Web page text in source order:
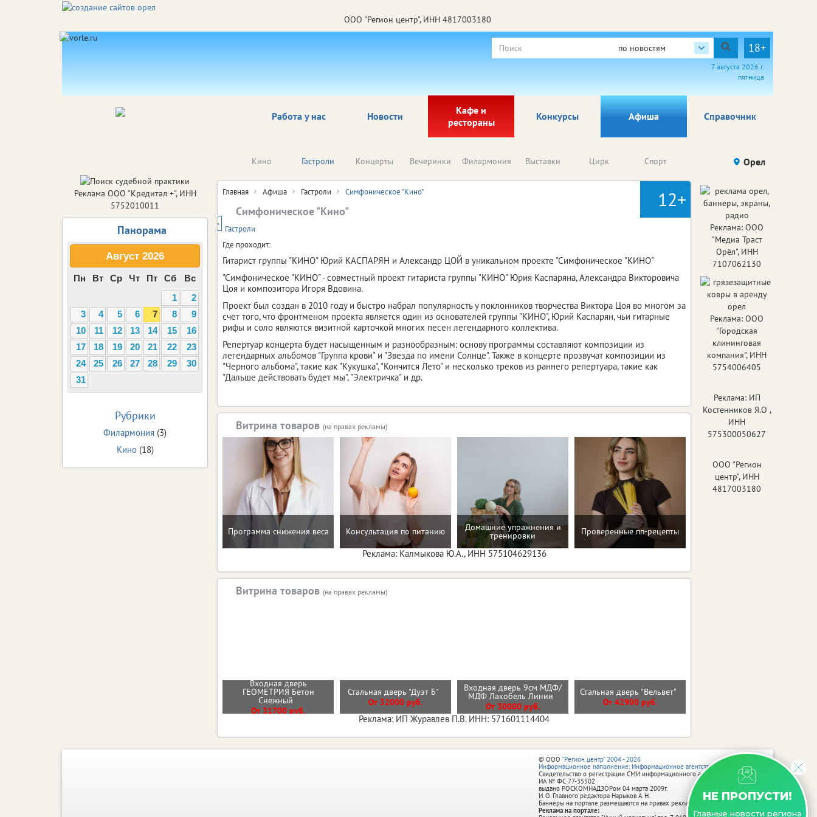
ООО "Регион центр", ИНН 4817003180
по новостям 18+
7 августа 2026 г.
пятница
Работа у нас Новости
Кафе и
рестораны
Афиша Справочник
Конкурсы
Кино Гастроли Концерты Вечеринки Филармония Выставки Цирк Спорт конкурсов
Орел
12+
Главная Афиша Гастроли Симфоническое "Кино"
Симфоническое "Кино"
12+
Гастроли
Где проходит:
Гитарист группы "КИНО" Юрий КАСПАРЯН и Александр ЦОЙ в уникальном проекте "Симфоническое "КИНО"
"Симфоническое "КИНО" - совместный проект гитариста группы "КИНО" Юрия Каспаряна, Александра Викторовича
Цоя и композитора Игоря Вдовина.
Проект был создан в 2010 году и быстро набрал популярность у поклонников творчества Виктора Цоя во многом за
счет того, что фронтменом проекта является один из основателей группы "КИНО", Юрий Каспарян, чьи гитарные
рифы и соло являются визитной карточкой многих песен легендарного коллектива.
Репертуар концерта будет насыщенным и разнообразным: основу программы составляют композиции из
легендарных альбомов "Группа крови" и "Звезда по имени Солнце". Также в концерте прозвучат композиции из
"Черного альбома", такие как "Кукушка", "Кончится Лето" и несколько треков из раннего репертуара, такие как
"Дальше действовать будет мы", "Электричка" и др.
Витрина товаров (на правах рекламы)
Программа снижения веса Консультация по питанию Домашние упражнения и
тренировки Проверенные пп-рецепты
Реклама: Калмыкова Ю.А., ИНН 575104629136
Витрина товаров (на правах рекламы)
Входная дверь
ГЕОМЕТРИЯ Бетон
Снежный
От 31700 руб.
Стальная дверь "Дуэт Б"
От 32000 руб.
Входная дверь 9см МДФ/
МДФ Лакобель Линии
От 30000 руб.
Стальная дверь "Вельвет"
От 42900 руб.
Реклама: ИП Журавлев П.В. ИНН: 571601114404
Реклама ООО "Кредитал +", ИНН
5752010011
Панорама
Август 2026
Пн Вт Ср Чт Пт Сб
Вс
1
2
3
4 5 6 7 8
9
10
11 12 13 14 15
16
17
18 19 20 21 22
23
24
25 26 27 28 29
30
31
Рубрики
Филармония (3)
Кино(18)
Реклама: ООО
"Медиа Траст
Орёл", ИНН
7107062130
Реклама: ООО
"Городская
клининговая
компания", ИНН
5754006405
Реклама: ИП
Костенников Я.О ,
ИНН
575300050627
ООО "Регион
центр", ИНН
4817003180
НЕ ПРОПУСТИ!
Главные новости региона
© ООО "Регион центр" 2004 - 2026
Информационное наполнение: Информационное агентство vRossii.ru
Свидетельство о регистрации СМИ информационного агентства vRossii.ru
ИА № ФС 77‑35502
выдано РОСКОМНАДЗОРом 04 марта 2009г.
И. О. Главного редактора Нарыков А. Н.
Баннеры на портале размещаются на правах рекламы.
Реклама на портале: